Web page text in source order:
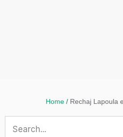
Home / Rechaj Lapoula